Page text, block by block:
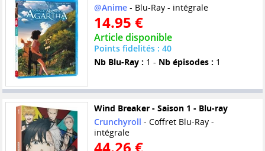
@Anime- Blu-Ray - intégrale
14.95 €
Article disponible
Points fidelités : 40
Nb Blu-Ray : 1 - Nb épisodes : 1
Wind Breaker - Saison 1 - Blu-ray
Crunchyroll - Coffret Blu-Ray -
intégrale
44.26 €